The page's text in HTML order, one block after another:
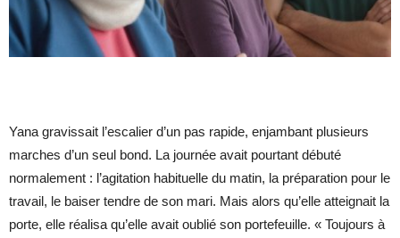
Yana gravissait l’escalier d’un pas rapide, enjambant plusieurs
marches d’un seul bond. La journée avait pourtant débuté
normalement : l’agitation habituelle du matin, la préparation pour le
travail, le baiser tendre de son mari. Mais alors qu’elle atteignait la
porte, elle réalisa qu’elle avait oublié son portefeuille. « Toujours à